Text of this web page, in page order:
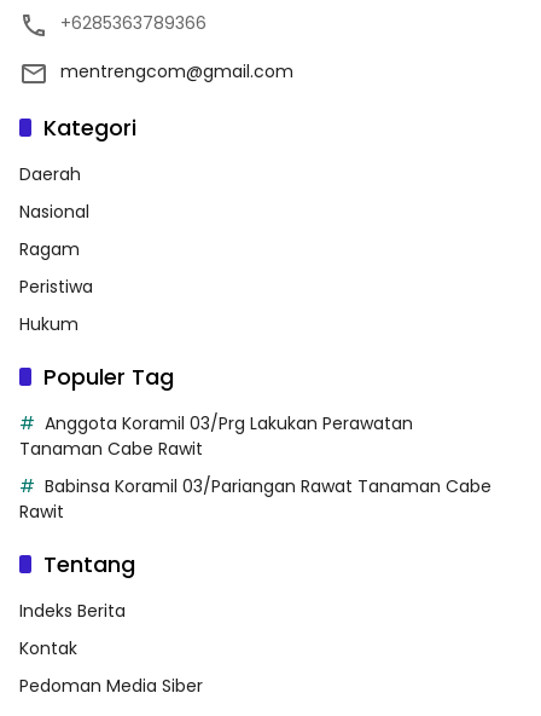
+6285363789366
mentrengcom@gmail.com
Kategori
Daerah
Nasional
Ragam
Peristiwa
Hukum
Populer Tag
Anggota Koramil 03/Prg Lakukan Perawatan
Tanaman Cabe Rawit
Babinsa Koramil 03/Pariangan Rawat Tanaman Cabe
Rawit
Tentang
Indeks Berita
Kontak
Pedoman Media Siber